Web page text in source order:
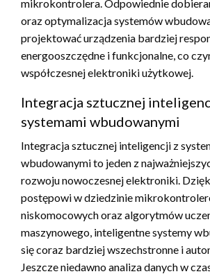
mikrokontrolera. Odpowiednie
oraz optymalizacja systemów
projektować urządzenia bardziej
energooszczędne i funkcjonalne, co
współczesnej elektroniki użytkowej.
Integracja sztucznej
systemami wbudowanymi
Integracja sztucznej inteligencji z
wbudowanymi to jeden z
rozwoju nowoczesnej elektroniki.
postępowi w dziedzinie
niskomocowych oraz algorytmów
maszynowego, inteligentne systemy
się coraz bardziej wszechstronne i
Jeszcze niedawno analiza danych w